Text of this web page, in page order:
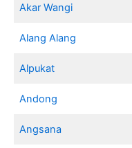
Akar Wangi
Alang Alang
Alpukat
Andong
Angsana